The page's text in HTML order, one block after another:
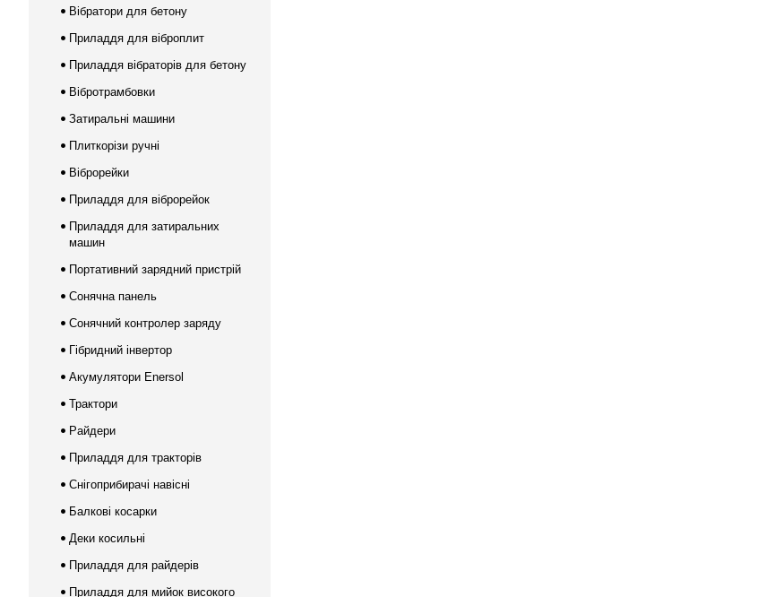
Вібратори для бетону
Приладдя для віброплит
Приладдя вібраторів для бетону
Вібротрамбовки
Затиральні машини
Плиткорізи ручні
Віброрейки
Приладдя для віброрейок
Приладдя для затиральних
машин
Портативний зарядний пристрій
Сонячна панель
Сонячний контролер заряду
Гібридний інвертор
Акумулятори Enersol
Трактори
Райдери
Приладдя для тракторів
Снігоприбирачі навісні
Балкові косарки
Деки косильні
Приладдя для райдерів
Приладдя для мийок високого